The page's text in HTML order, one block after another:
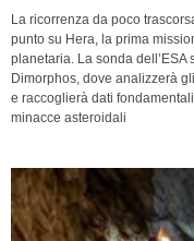
La ricorrenza da poco
punto su Hera, la prima
planetaria. La sonda
Dimorphos, dove analizzerà
e raccoglierà dati
minacce asteroidali